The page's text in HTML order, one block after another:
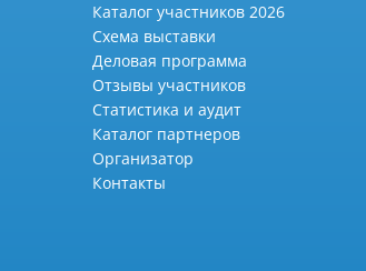
Каталог участников 2026
Схема выставки
Деловая программа
Отзывы участников
Статистика и аудит
Каталог партнеров
Организатор
Контакты